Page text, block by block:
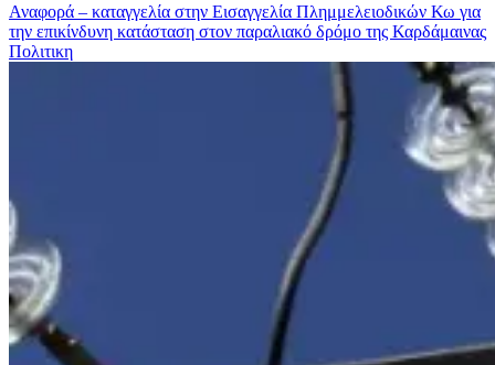
Αναφορά – καταγγελία στην Εισαγγελία Πλημμελειοδικών Κω για
την επικίνδυνη κατάσταση στον παραλιακό δρόμο της Καρδάμαινας
Πολιτικη